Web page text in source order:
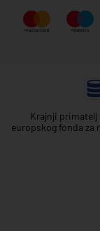
Krajnji
europskog fonda za